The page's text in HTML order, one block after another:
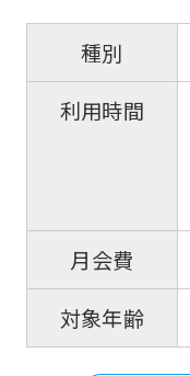
種別
利用時間
月会費
対象年齢